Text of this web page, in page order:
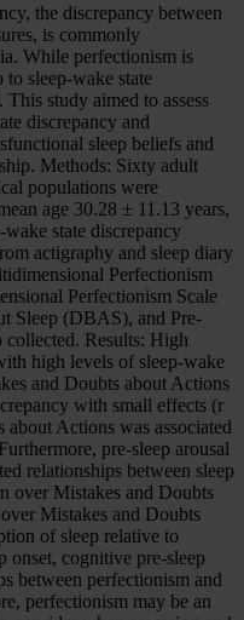
the discrepancy between
is commonly
While perfectionism is
sleep-wake state
study aimed to assess
discrepancy and
sleep beliefs and
Methods: Sixty adult
populations were
age 30.28 ± 11.13 years,
state discrepancy
actigraphy and sleep diary
Perfectionism
Perfectionism Scale
Sleep (DBAS), and Pre-
collected. Results: High
high levels of sleep-wake
and Doubts about Actions
with small effects (r
Actions was associated
pre-sleep arousal
relationships between sleep
over Mistakes and Doubts
Mistakes and Doubts
of sleep relative to
onset, cognitive pre-sleep
between perfectionism and
perfectionism may be an